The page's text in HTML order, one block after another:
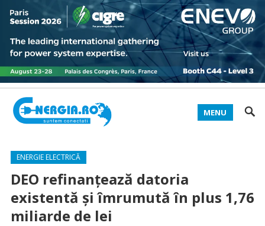
MENU
ENERGIE ELECTRICĂ
DEO refinanţează datoria
existentă şi îmrumută în plus 1,76
miliarde de lei